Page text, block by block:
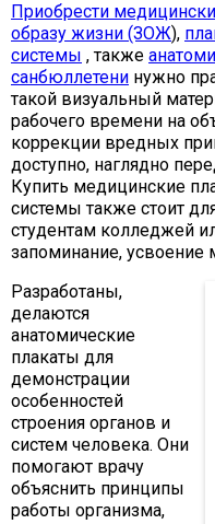
Приобрести
образу жизни (ЗОЖ),
системы , также
санбюллетени нужно
такой визуальный
рабочего времени на
коррекции вредных
доступно, наглядно
Купить медицинские
системы также стоит
студентам колледжей
запоминание, усвоение
Разработаны,
делаются
анатомические
плакаты для
демонстрации
особенностей
строения органов и
систем человека. Они
помогают врачу
объяснить принципы
работы организма,